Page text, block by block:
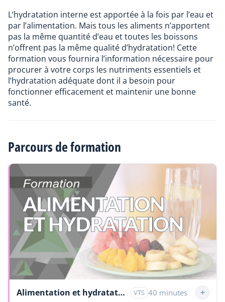
L’hydratation interne est apportée à la fois par l’eau et
par l’alimentation. Mais tous les aliments n’apportent
pas la même quantité d’eau et toutes les boissons
n’offrent pas la même qualité d’hydratation! Cette
formation vous fournira l’information nécessaire pour
procurer à votre corps les nutriments essentiels et
l’hydratation adéquate dont il a besoin pour
fonctionner efficacement et maintenir une bonne
santé.
Parcours de formation
Alimentation et hydratation VTS 40 minutes +